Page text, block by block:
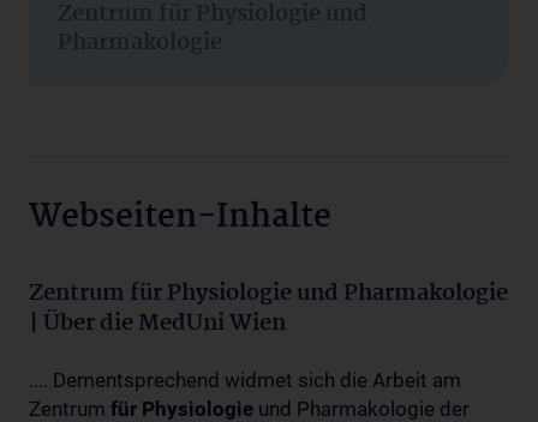
Zentrum für Physiologie und
Pharmakologie
Webseiten-Inhalte
Zentrum für Physiologie und Pharmakologie
| Über die MedUni Wien
.... Dementsprechend widmet sich die Arbeit am
Zentrum für Physiologie und Pharmakologie der